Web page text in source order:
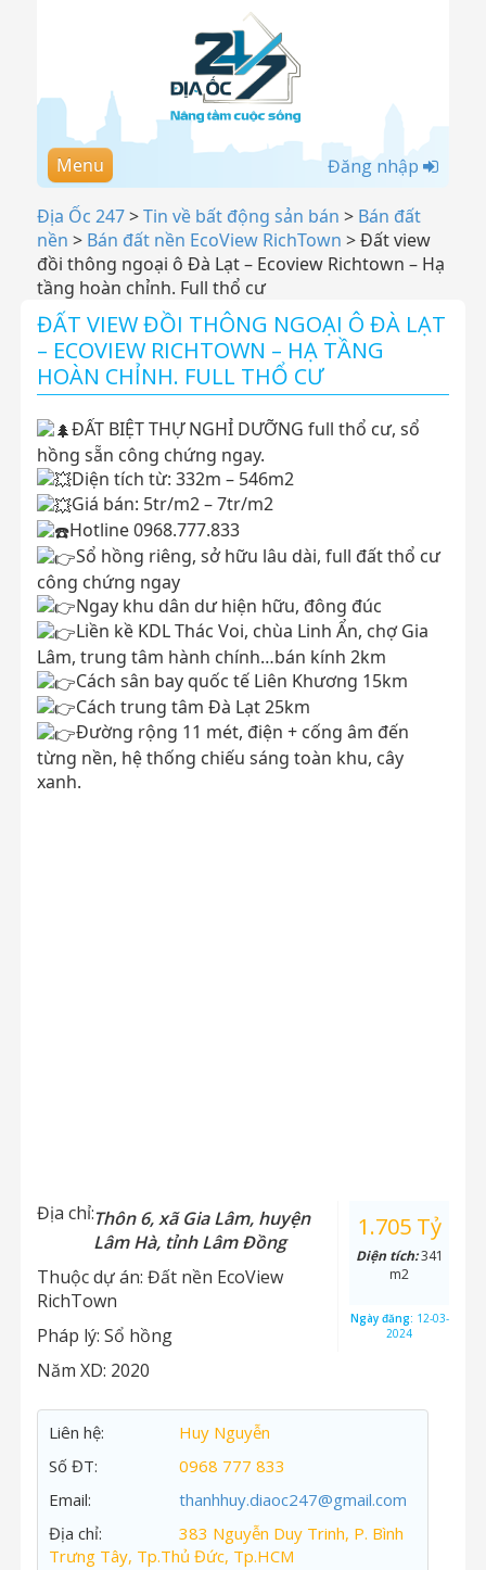
Menu Đăng nhập
Địa Ốc 247>Tin về bất động sản bán > Bán đất
nền > Bán đất nền EcoView RichTown >Đất view
đồi thông ngoại ô Đà Lạt – Ecoview Richtown – Hạ
tầng hoàn chỉnh. Full thổ cư
ĐẤT VIEW ĐỒI THÔNG NGOẠI Ô ĐÀ LẠT
– ECOVIEW RICHTOWN – HẠ TẦNG
HOÀN CHỈNH. FULL THỔ CƯ
ĐẤT BIỆT THỰ NGHỈ DƯỠNG full thổ cư, sổ
hồng sẵn công chứng ngay.
Diện tích từ: 332m – 546m2
Giá bán: 5tr/m2 – 7tr/m2
Hotline 0968.777.833
Sổ hồng riêng, sở hữu lâu dài, full đất thổ cư
công chứng ngay
Ngay khu dân dư hiện hữu, đông đúc
Liền kề KDL Thác Voi, chùa Linh Ẩn, chợ Gia
Lâm, trung tâm hành chính…bán kính 2km
Cách sân bay quốc tế Liên Khương 15km
Cách trung tâm Đà Lạt 25km
Đường rộng 11 mét, điện + cống âm đến
từng nền, hệ thống chiếu sáng toàn khu, cây
xanh.
Địa chỉ:Thôn 6, xã Gia Lâm, huyện
Lâm Hà, tỉnh Lâm Đồng
Thuộc dự án: Đất nền EcoView
RichTown
Pháp lý: Sổ hồng
Năm XD: 2020
1.705 Tỷ
Diện tích:341
m2
Ngày đăng: 12-03-
2024
Liên hệ:
Huy Nguyễn
Số ĐT:
0968 777 833
Email:
thanhhuy.diaoc247@gmail.com
Địa chỉ:
383 Nguyễn Duy Trinh, P. Bình
Trưng Tây, Tp.Thủ Đức, Tp.HCM